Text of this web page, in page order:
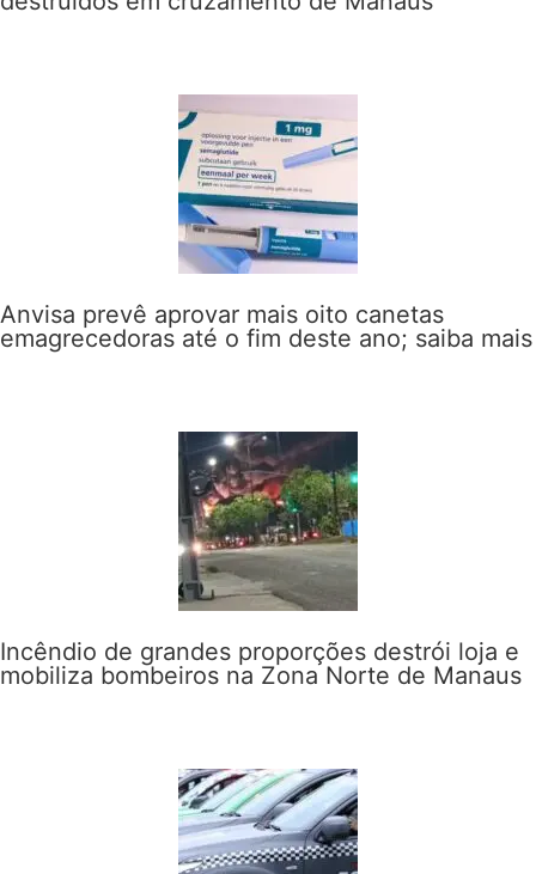
Anvisa prevê aprovar mais oito canetas
emagrecedoras até o fim deste ano; saiba mais
Incêndio de grandes proporções destrói loja e
mobiliza bombeiros na Zona Norte de Manaus